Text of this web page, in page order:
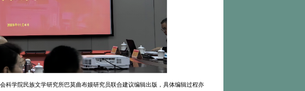
科学院民族文学研究所巴莫曲布嫫研究员联合建议编辑出版，具体编辑过程亦